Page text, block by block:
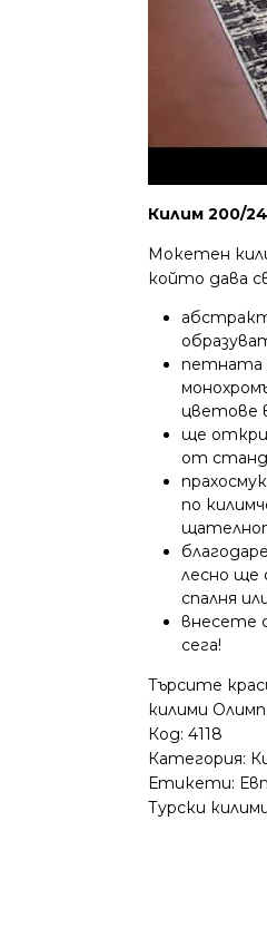
Килим 200/
Мокетен
който дава
петната
цветове
ще
от
по
лесно ще
спалня
внесете
сега!
Търсите
килими
Код:4118
Категория:
Етикети:
Турски